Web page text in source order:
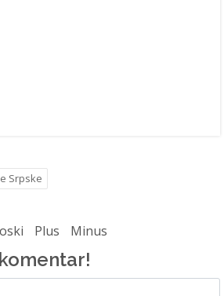
Srpske
Plus Minus